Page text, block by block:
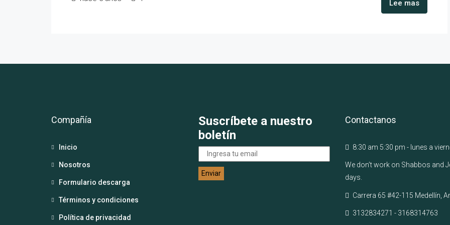
Lee mas
Compañía
Inicio
Nosotros
Formulario descarga
Términos y condiciones
Política de privacidad
Suscríbete a nuestro
boletín
Contactanos
8:30 am 5:30 pm - lunes a
We don’t work on Shabbos and
days.
Carrera 65 #42-115 Medellín,
3132834271 - 3168314763